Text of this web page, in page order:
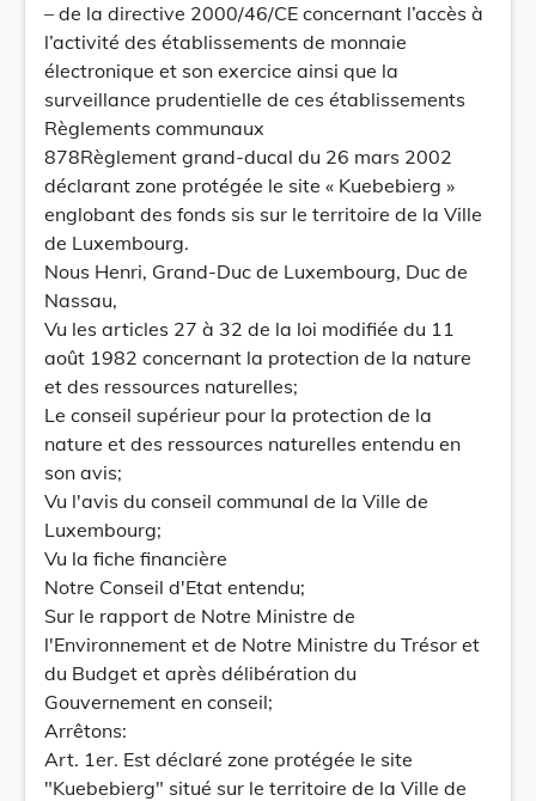
– de la directive 2000/46/CE concernant l’accès à
l’activité des établissements de monnaie
électronique et son exercice ainsi que la
surveillance prudentielle de ces établissements
Règlements communaux
878Règlement grand-ducal du 26 mars 2002
déclarant zone protégée le site « Kuebebierg »
englobant des fonds sis sur le territoire de la Ville
de Luxembourg.
Nous Henri, Grand-Duc de Luxembourg, Duc de
Nassau,
Vu les articles 27 à 32 de la loi modifiée du 11
août 1982 concernant la protection de la nature
et des ressources naturelles;
Le conseil supérieur pour la protection de la
nature et des ressources naturelles entendu en
son avis;
Vu l'avis du conseil communal de la Ville de
Luxembourg;
Vu la fiche financière
Notre Conseil d'Etat entendu;
Sur le rapport de Notre Ministre de
l'Environnement et de Notre Ministre du Trésor et
du Budget et après délibération du
Gouvernement en conseil;
Arrêtons:
Art. 1er. Est déclaré zone protégée le site
"Kuebebierg" situé sur le territoire de la Ville de